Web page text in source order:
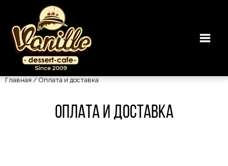
Главная/ Оплата и доставка
Оплата и доставка